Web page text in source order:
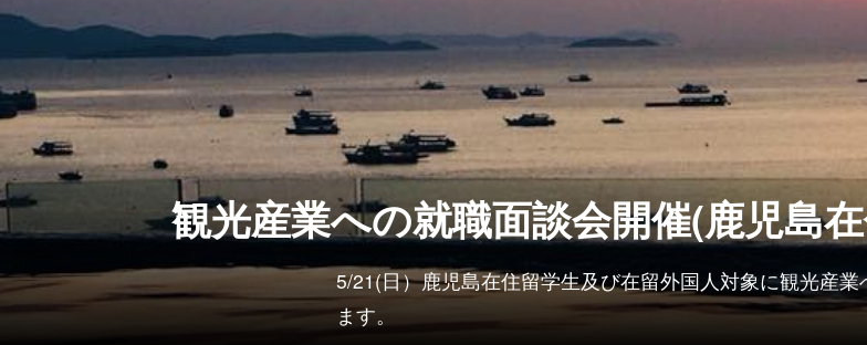
観光産業への就職面談会開催(鹿児島
5/21(日）鹿児島在住留学生及び在留外国人対象に観光産
ます。